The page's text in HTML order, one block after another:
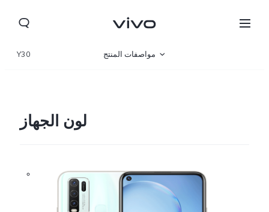
Lebanon | حدد البلد/المنطقة
Y30 مواصفات المنتج
لون الجهاز